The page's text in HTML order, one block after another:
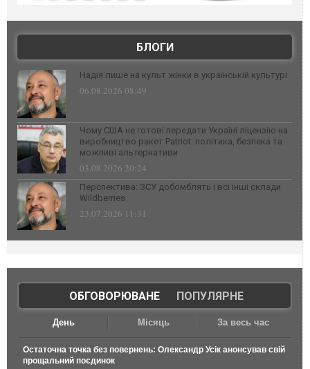
БЛОГИ
Надія лише на культ жінки в українській культурі
06.08.2026 08:49
Чому США не готові передати Україні ліцензію на
виробництво ракет Patriot: політика, безпека та
можливі альтернативи
03.08.2026 20:24
Перспектива: ЗСУ добомблять і всі інші склади
Wildberries
23.07.2026 11:31
ОБГОВОРЮВАНЕ| ПОПУЛЯРНЕ
День Місяць За весь час
Остаточна точка без повернень: Олександр Усік анонсував свій
прощальний поєдинок